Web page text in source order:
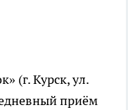
(г. Курск, ул.
приём